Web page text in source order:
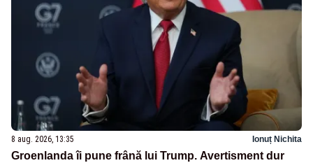
8 aug. 2026, 13:35 Ionuț Nichita
Groenlanda îi pune frână lui Trump. Avertisment dur